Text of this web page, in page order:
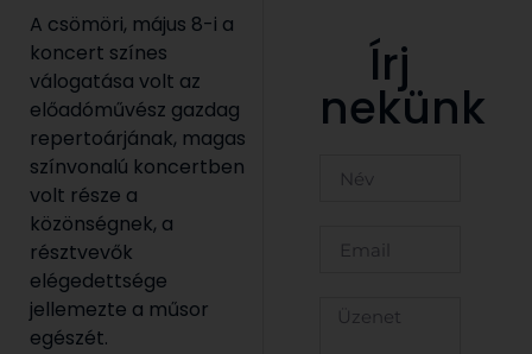
A csömöri, május 8-i a
koncert színes
válogatása volt az
előadóművész gazdag
repertoárjának, magas
színvonalú koncertben
volt része a
közönségnek, a
résztvevők
elégedettsége
jellemezte a műsor
egészét.
Írj
nekünk